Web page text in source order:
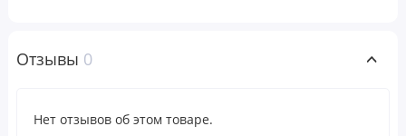
при наличии заболеваний или при планировании
побочных реакций следует прекратить прием и
Отзывы 0
Нет отзывов об этом товаре.